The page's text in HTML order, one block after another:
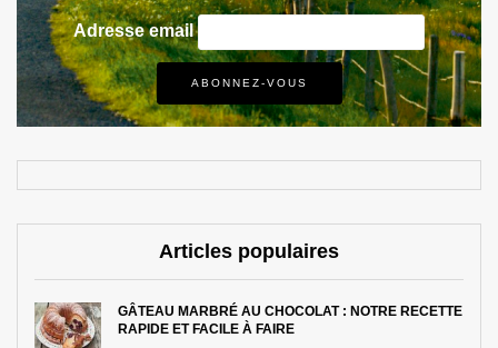
Adresse email
Articles populaires
GÂTEAU MARBRÉ AU CHOCOLAT : NOTRE RECETTE
RAPIDE ET FACILE À FAIRE